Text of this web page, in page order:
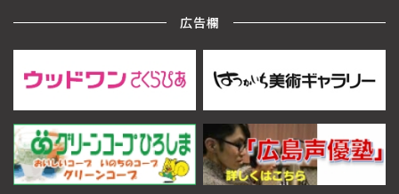
広告欄